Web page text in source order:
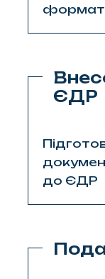
ЄДР
до ЄДР